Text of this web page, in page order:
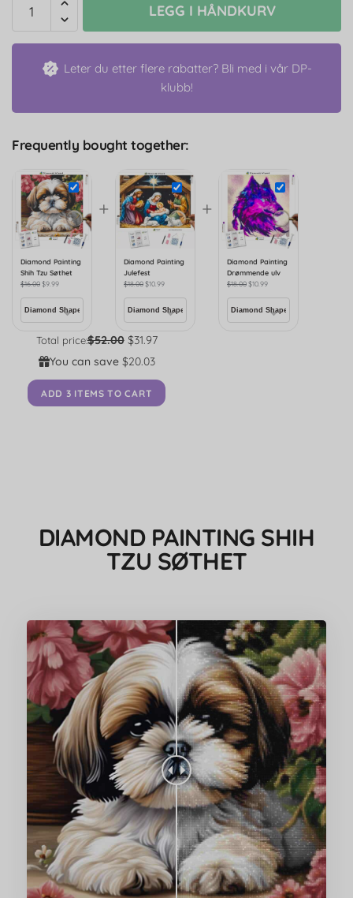
LEGG I HÅNDKURV
Leter du etter flere rabatter? Bli med i vår DP-
klubb!
Frequently bought together:
Diamond Painting
Shih Tzu Søthet
$16.00$9.99
+
Diamond Painting
Julefest
$18.00$10.99
+
Diamond Painting
Drømmende ulv
$18.00$10.99
Total price:$52.00 $31.97
You can save $20.03
ADD 3 ITEMS TO CART
DIAMOND PAINTING SHIH
TZU SØTHET